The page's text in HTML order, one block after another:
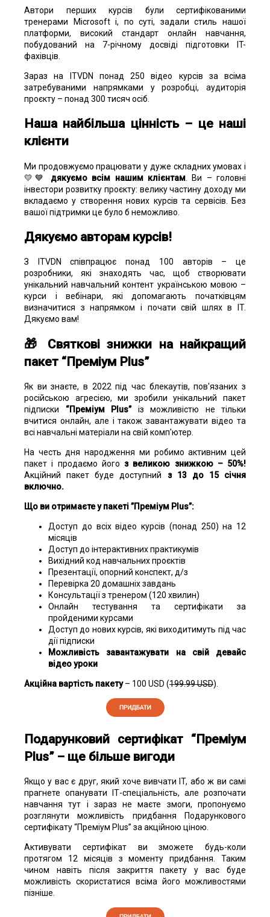
Автори перших курсів були сертифікованими
тренерами Microsoft і, по суті, задали стиль нашої
платформи, високий стандарт онлайн навчання,
побудований на 7-річному досвіді підготовки IT-
фахівців.
Зараз на ITVDN понад 250 відео курсів за всіма
затребуваними напрямками у розробці, аудиторія
проєкту – понад 300 тисяч осіб.
Наша найбільша цінність – це наші
клієнти
Ми продовжуємо працювати у дуже складних умовах і
💛💙 дякуємо всім нашим клієнтам . Ви – головні
інвестори розвитку проєкту: велику частину доходу ми
вкладаємо у створення нових курсів та сервісів. Без
вашої підтримки це було б неможливо.
Дякуємо авторам курсів!
З ITVDN співпрацює понад 100 авторів – це
розробники, які знаходять час, щоб створювати
унікальний навчальний контент українською мовою –
курси і вебінари, які допомагають початківцям
визначитися з напрямком і почати свій шлях в IT.
Дякуємо вам!
🎁 Святкові знижки на найкращий
пакет “Преміум Plus”
Як ви знаєте, в 2022 під час блекаутів, пов'язаних з
російською агресією, ми зробили унікальний пакет
підписки “Преміум Plus”із можливістю не тільки
вчитися онлайн, але і також завантажувати відео та
всі навчальні матеріали на свій комп'ютер.
На честь дня народження ми робимо активним цей
пакет і продаємо його з великою знижкою – 50%!
Акційний пакет буде доступний з 13 до 15 січня
включно.
Що ви отримаєте у пакеті ”Преміум Plus”:
Доступ до всіх відео курсів (понад 250) на 12
місяців
Доступ до інтерактивних практикумів
Вихідний код навчальних проєктів
Презентації, опорний конспект, д/з
Перевірка 20 домашніх завдань
Консультації з тренером (120 хвилин)
Онлайн тестування та сертифікати за
пройденими курсами
Доступ до нових курсів, які виходитимуть під час
дії підписки
Можливість завантажувати на свій девайс
відео уроки
Акційна вартість пакету– 100 USD (199.99 USD).
Подарунковий сертифікат “Преміум
Plus” – ще більше вигоди
Якщо у вас є друг, який хоче вивчати IT, або ж ви самі
прагнете опанувати ІТ-спеціальність, але розпочати
навчання тут і зараз не маєте змоги, пропонуємо
розглянути можливість придбання Подарункового
сертифікату “Преміум Plus” за акційною ціною.
Активувати сертифікат ви зможете будь-коли
протягом 12 місяців з моменту придбання. Таким
чином навіть після закриття пакету у вас буде
можливість скористатися всіма його можливостями
пізніше.